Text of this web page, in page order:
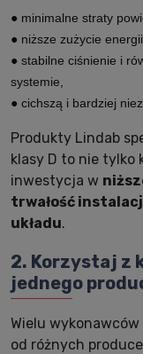
● minimalne straty
● niższe zużycie
● stabilne ciśnienie i
systemie,
● cichszą i bardziej
Produkty Lindab
klasy D to nie
inwestycja w
trwałość
układu.
2. Korzystaj z
jednego
Wielu
od różnych